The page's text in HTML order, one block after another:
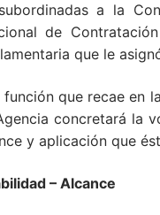
a la
de
que le
que recae
concretará
y aplicación que
– Alcance